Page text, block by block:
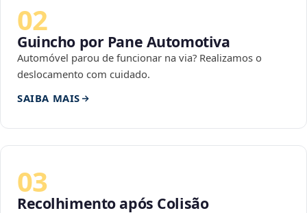
02
Guincho por Pane Automotiva
Automóvel parou de funcionar na via? Realizamos o
deslocamento com cuidado.
SAIBA MAIS
03
Recolhimento após Colisão